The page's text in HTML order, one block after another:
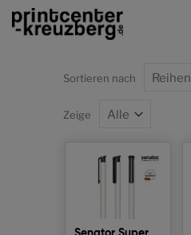
Sortieren nach
Zeige